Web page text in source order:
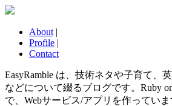
About |
Profile |
Contact
EasyRamble は、技術ネタや子育て、
などについて綴るブログです。Ruby
で、Webサービス/アプリを作っていま